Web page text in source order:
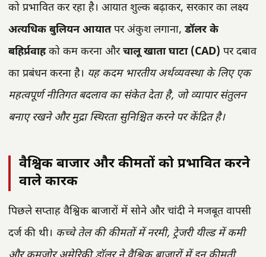
को प्रभावित कर रहा है। आयात शुल्क बढ़ाकर, सरकार का लक्ष्य
अत्यधिक बुलियन आयातपर अंकुश लगाना, डॉलर के
बहिर्प्रवाहको कम करना औरचालू खाता घाटा (CAD) पर दबाव
का प्रबंधन करना है। यह कदम भारतीय अर्थव्यवस्था के लिए एक
महत्वपूर्ण नीतिगत बदलाव का संकेत देता है, जो व्यापार संतुलन
बनाए रखने और मुद्रा स्थिरता सुनिश्चित करने पर केंद्रित है।
वैश्विक बाजार और कीमतों को प्रभावित करने
वाले कारक
पिछले सप्ताह वैश्विक बाजारों में सोने और चांदी ने मजबूत वापसी
दर्ज की थी। कच्चे तेल की कीमतों में नरमी, ट्रेजरी यील्ड में कमी